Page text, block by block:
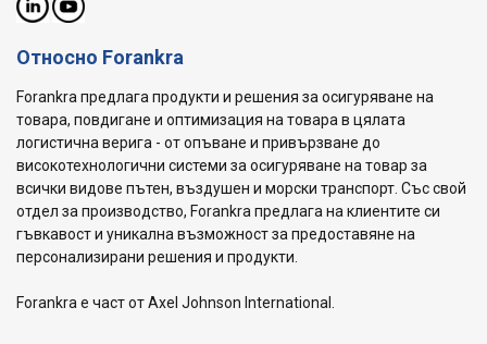
Относно Forankra
Forankra предлага продукти и решения за осигуряване на
товара, повдигане и оптимизация на товара в цялата
логистична верига - от опъване и привързване до
високотехнологични системи за осигуряване на товар за
всички видове пътен, въздушен и морски транспорт. Със свой
отдел за производство, Forankra предлага на клиентите си
гъвкавост и уникална възможност за предоставяне на
персонализирани решения и продукти.
Forankra е част от Axel Johnson International.